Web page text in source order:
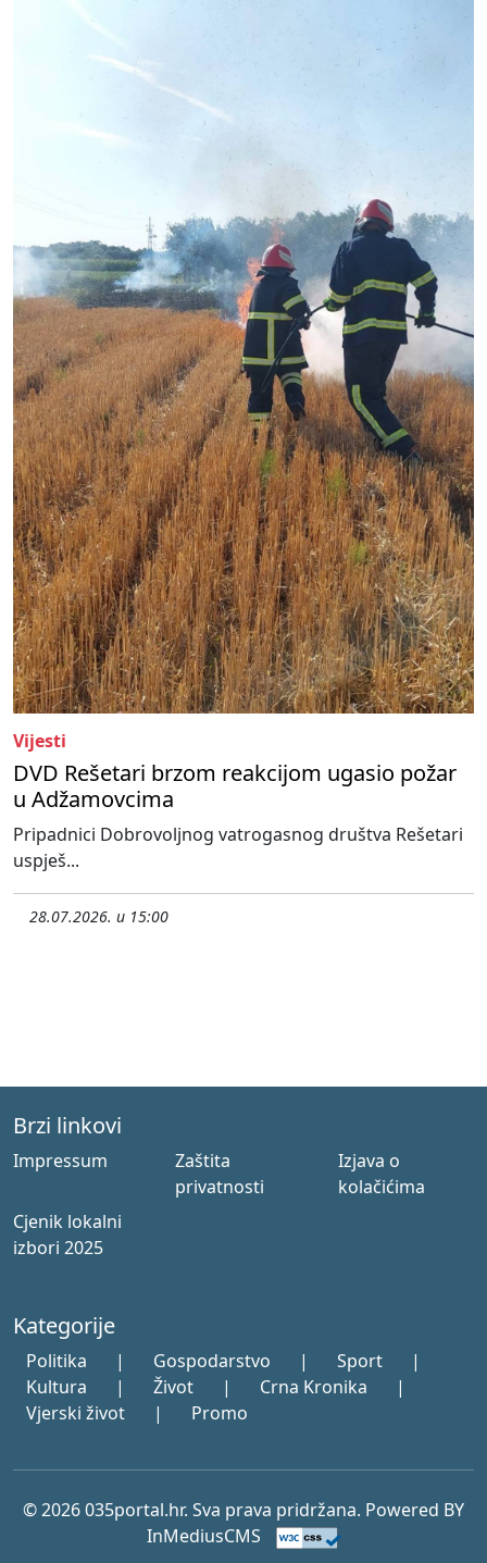
Vijesti
DVD Rešetari brzom reakcijom ugasio požar
u Adžamovcima
Pripadnici Dobrovoljnog vatrogasnog društva Rešetari
uspješ...
28.07.2026. u 15:00
Brzi linkovi
Impressum
Zaštita
privatnosti
Izjava o
kolačićima
Cjenik lokalni
izbori 2025
Kategorije
Politika | Gospodarstvo | Sport
|
Kultura
| Život | Crna Kronika
|
Vjerski život
| Promo
© 2026 035portal.hr. Sva prava pridržana. Powered BY
InMediusCMS